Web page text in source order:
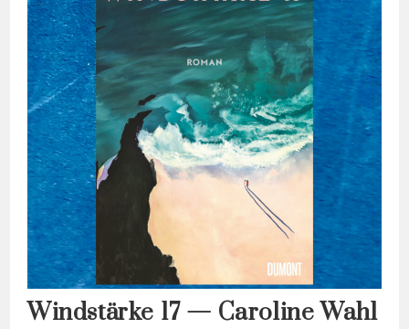
Windstärke 17 — Caroline Wahl